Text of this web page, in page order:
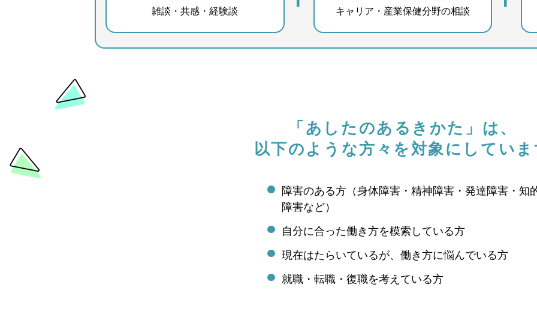
雑談・共感・経験談 キャリア・産業保健分野の相談
「あしたのあるきかた」は、
以下のような方々を対象にしてい
障害のある方（身体障害・精神障害・発達障害・知
障害など）
自分に合った働き方を模索している方
現在はたらいているが、働き方に悩んでいる方
就職・転職・復職を考えている方